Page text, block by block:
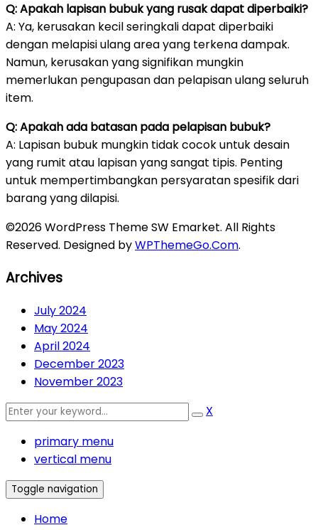
Q: Apakah lapisan bubuk yang rusak dapat diperbaiki?
A: Ya, kerusakan kecil seringkali dapat diperbaiki
dengan melapisi ulang area yang terkena dampak.
Namun, kerusakan yang signifikan mungkin
memerlukan pengupasan dan pelapisan ulang seluruh
item.
Q: Apakah ada batasan pada pelapisan bubuk?
A: Lapisan bubuk mungkin tidak cocok untuk desain
yang rumit atau lapisan yang sangat tipis. Penting
untuk mempertimbangkan persyaratan spesifik dari
barang yang dilapisi.
©2026 WordPress Theme SW Emarket. All Rights
Reserved. Designed byWPThemeGo.Com.
Archives
July 2024
May 2024
April 2024
December 2023
November 2023
X
primary menu
vertical menu
Toggle navigation
Home